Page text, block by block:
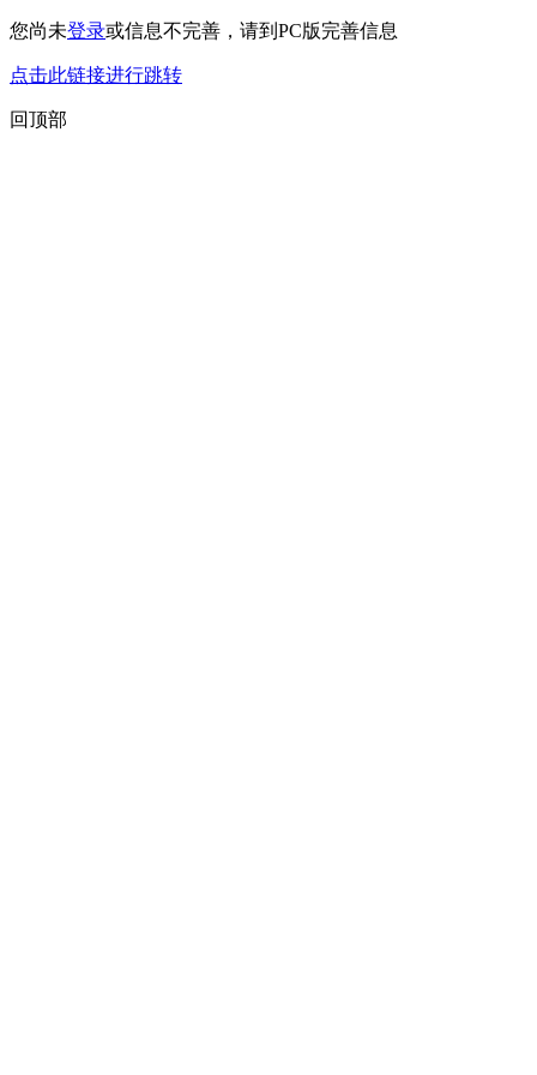
您尚未登录或信息不完善，请到PC版完善信息
点击此链接进行跳转
回顶部